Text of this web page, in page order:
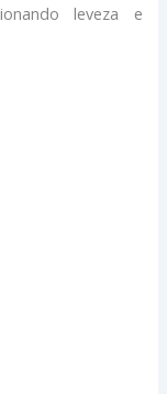
leveza e